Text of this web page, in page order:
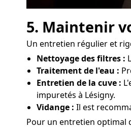
5. Maintenir
Un entretien régulier et
Nettoyage des filtres :
Traitement de l'eau :
Entretien de la cuve :
impuretés à Lésigny.
Vidange : Il est
Pour un entretien optimal